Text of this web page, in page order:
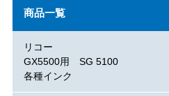
商品一覧
リコー
GX5500用 SG 5100
各種インク